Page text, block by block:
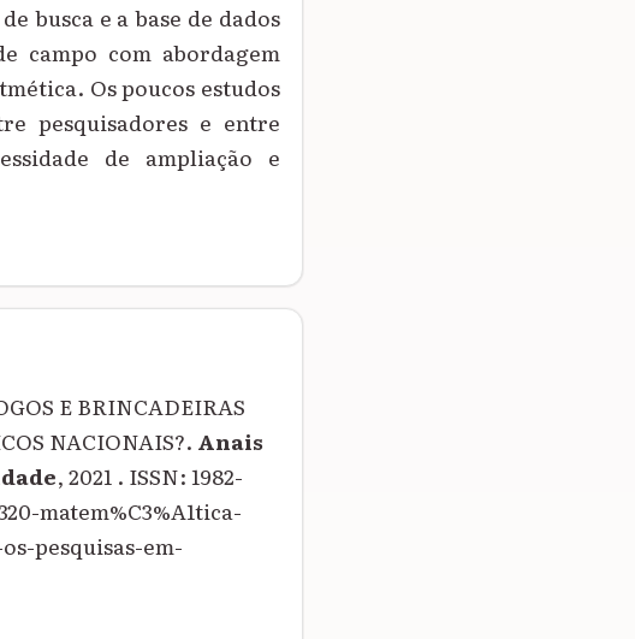
busca e a base de dados
campo com abordagem
Os poucos estudos
pesquisadores e entre
de ampliação e
E BRINCADEIRAS
NACIONAIS?. Anais
, 2021 . ISSN: 1982-
matem%C3%A1tica-
pesquisas-em-